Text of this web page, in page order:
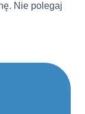
Nie polegaj